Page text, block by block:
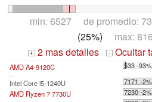
min: 6527 de promedio:
(25%) max:
+ 2 mas detalles - Ocultar
AMD A4-9120C 533 -93%
...
Intel Core i5-1240U
7171 -2%
AMD Ryzen 7 7730U
7230 -2%